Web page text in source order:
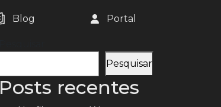
Blog Portal
Pesquisar
Posts recentes